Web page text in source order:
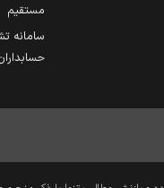
مستقیم
سامانه